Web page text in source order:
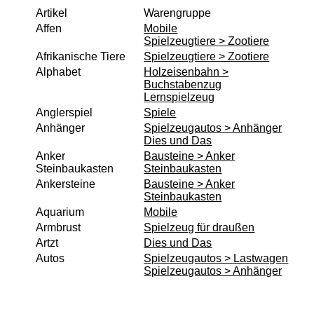
Lernspielzeug
Murmelbahn
Puppen und Puppenmöbel
Puzzle aus Holz
Spiele
Spielend kreativ
Spielzeug für draußen
Spielzeugautos
Artikel
Warengruppe
Affen
Mobile
Spielzeugtiere > Zootiere
Afrikanische Tiere
Spielzeugtiere > Zootiere
Alphabet
Holzeisenbahn >
Buchstabenzug
Lernspielzeug
Anglerspiel
Spiele
Anhänger
Spielzeugautos > Anhänger
Dies und Das
Anker
Steinbaukasten
Bausteine > Anker
Steinbaukasten
Ankersteine
Bausteine > Anker
Steinbaukasten
Aquarium
Mobile
Armbrust
Spielzeug für draußen
Artzt
Dies und Das
Autos
Spielzeugautos > Lastwagen
Spielzeugautos > Anhänger